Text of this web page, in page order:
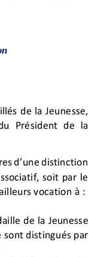
de la Jeunesse,
Président de la
d’une distinction
soit par le
vocation à :
de la Jeunesse
distingués par